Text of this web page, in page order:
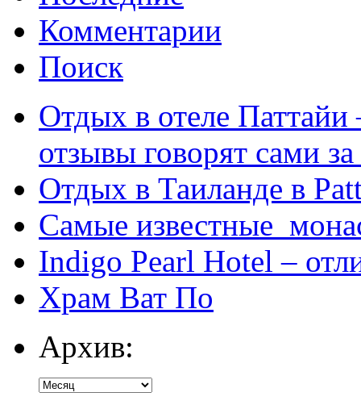
Комментарии
Поиск
Отдых в отеле
отзывы говорят сами за
Отдых в Таиланде в
Самые известные
Indigo Pearl Hotel –
Храм Ват По
Архив: